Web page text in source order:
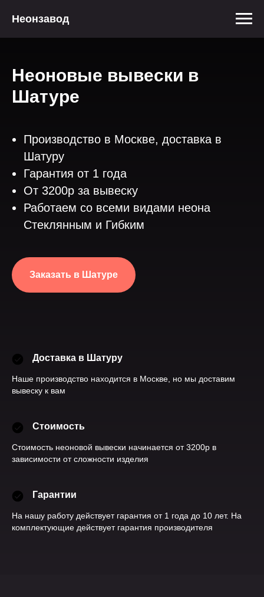
Неонзавод
Неоновые вывески в
Шатуре
Производство в Москве, доставка в
Шатуру
Гарантия от 1 года
От 3200р за вывеску
Работаем со всеми видами неона
Стеклянным и Гибким
Заказать в Шатуре
Доставка в Шатуру
Наше производство находится в Москве, но мы доставим
вывеску к вам
Стоимость
Стоимость неоновой вывески начинается от 3200р в
зависимости от сложности изделия
Гарантии
На нашу работу действует гарантия от 1 года до 10 лет. На
комплектующие действует гарантия производителя